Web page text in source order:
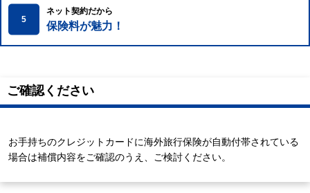
5
ネット契約だから
保険料が魅力！
ご確認ください
お手持ちのクレジットカードに海外旅行保険が自動付帯されている
場合は補償内容をご確認のうえ、ご検討ください。